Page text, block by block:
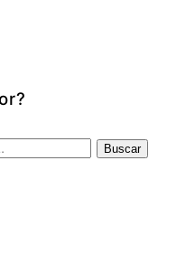
Buscar